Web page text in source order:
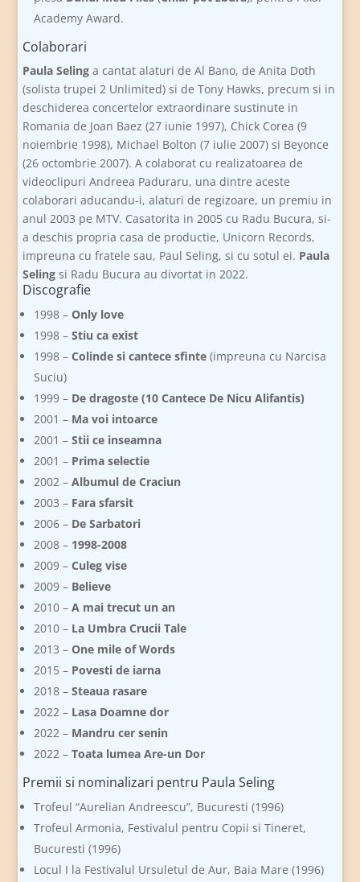
Academy Award.
Colaborari
Paula Seling a cantat alaturi de Al Bano, de Anita Doth
(solista trupei 2 Unlimited) si de Tony Hawks, precum si in
deschiderea concertelor extraordinare sustinute in
Romania de Joan Baez (27 iunie 1997), Chick Corea (9
noiembrie 1998), Michael Bolton (7 iulie 2007) si Beyonce
(26 octombrie 2007). A colaborat cu realizatoarea de
videoclipuri Andreea Paduraru, una dintre aceste
colaborari aducandu-i, alaturi de regizoare, un premiu in
anul 2003 pe MTV. Casatorita in 2005 cu Radu Bucura, si-
a deschis propria casa de productie, Unicorn Records,
impreuna cu fratele sau, Paul Seling, si cu sotul ei. Paula
Seling si Radu Bucura au divortat in 2022.
Discografie
1998 –Only love
1998 –Stiu ca exist
1998 –Colinde si cantece sfinte (impreuna cu Narcisa
Suciu)
1999 – De dragoste (10 Cantece De Nicu Alifantis)
2001 – Ma voi intoarce
2001 –Stii ce inseamna
2001 – Prima selectie
2002 –Albumul de Craciun
2003 – Fara sfarsit
2006 – De Sarbatori
2008 – 1998-2008
2009 –Culeg vise
2009 – Believe
2010 –A mai trecut un an
2010 – La Umbra Crucii Tale
2013 –One mile of Words
2015 – Povesti de iarna
2018 –Steaua rasare
2022 – Lasa Doamne dor
2022 – Mandru cer senin
2022 –Toata lumea Are-un Dor
Premii si nominalizari pentru Paula Seling
Trofeul “Aurelian Andreescu”, Bucuresti (1996)
Trofeul Armonia, Festivalul pentru Copii si Tineret,
Bucuresti (1996)
Locul I la Festivalul Ursuletul de Aur, Baia Mare (1996)